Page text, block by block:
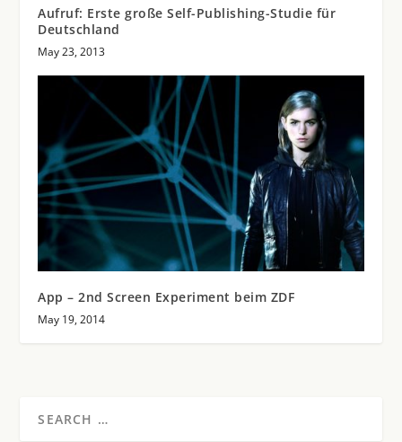
Aufruf: Erste große Self-Publishing-Studie für
Deutschland
May 23, 2013
App – 2nd Screen Experiment beim ZDF
May 19, 2014